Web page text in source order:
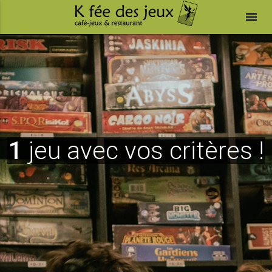
menu
1 jeu avec vos critères !